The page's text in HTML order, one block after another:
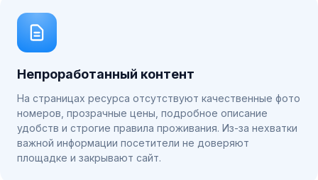
Непроработанный контент
На страницах ресурса отсутствуют качественные фото
номеров, прозрачные цены, подробное описание
удобств и строгие правила проживания. Из-за нехватки
важной информации посетители не доверяют
площадке и закрывают сайт.